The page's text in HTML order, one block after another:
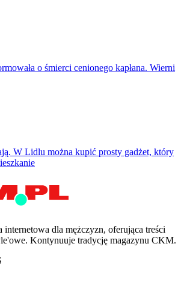
o śmierci cenionego kapłana. Wierni
W Lidlu można kupić prosty gadżet, który
dla mężczyzn, oferująca treści
Kontynuuje tradycję magazynu CKM.